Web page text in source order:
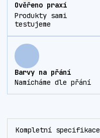
Ověřeno praxí
Produkty sami
testujeme
Barvy na přání
Namícháme dle přání
Kompletní specifikace